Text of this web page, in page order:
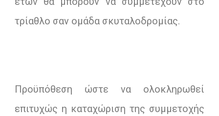
τρίαθλο σαν ομάδα σκυταλοδρομίας.
Προϋπόθεση ώστε να ολοκληρωθεί
επιτυχώς η καταχώριση της συμμετοχής